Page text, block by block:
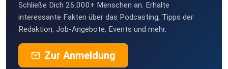
Schließe Dich 26.000+ Menschen an. Erhalte
interessante Fakten über das Podcasting, Tipps der
Redaktion, Job-Angebote, Events und mehr.
Zur Anmeldung